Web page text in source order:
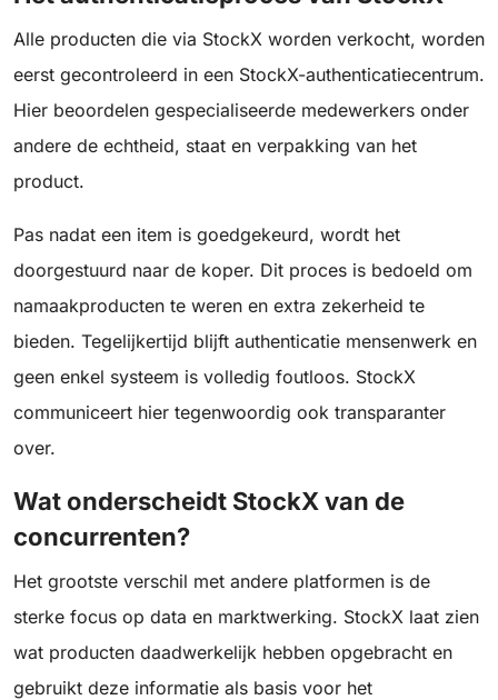
Alle producten die via StockX worden verkocht, worden
eerst gecontroleerd in een StockX-authenticatiecentrum.
Hier beoordelen gespecialiseerde medewerkers onder
andere de echtheid, staat en verpakking van het
product.
Pas nadat een item is goedgekeurd, wordt het
doorgestuurd naar de koper. Dit proces is bedoeld om
namaakproducten te weren en extra zekerheid te
bieden. Tegelijkertijd blijft authenticatie mensenwerk en
geen enkel systeem is volledig foutloos. StockX
communiceert hier tegenwoordig ook transparanter
over.
Wat onderscheidt StockX van de
concurrenten?
Het grootste verschil met andere platformen is de
sterke focus op data en marktwerking. StockX laat zien
wat producten daadwerkelijk hebben opgebracht en
gebruikt deze informatie als basis voor het